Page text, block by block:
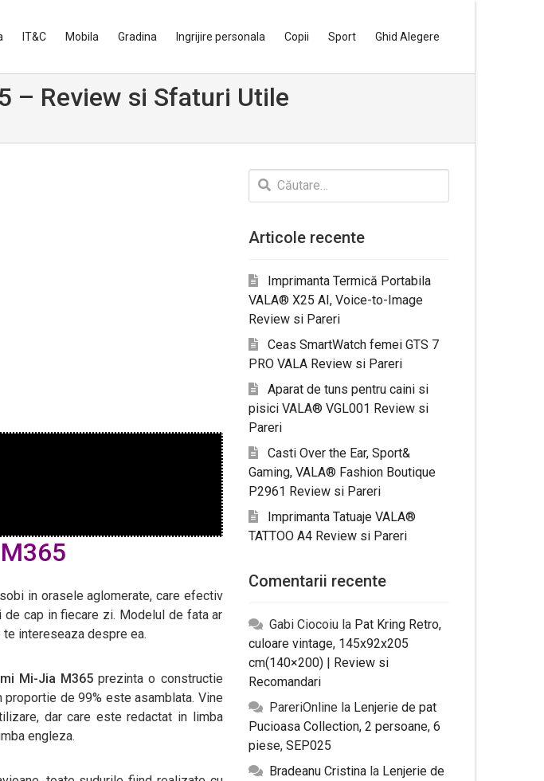
IT&C Mobila Gradina Ingrijire personala Copii Sport Ghid Alegere
– Review si Sfaturi Utile
in orasele aglomerate, care efectiv
cap in fiecare zi. Modelul de fata ar
te intereseaza despre ea.
Mi-Jia M365prezinta o constructie
proportie de 99% este asamblata. Vine
dar care este redactat in limba
engleza.
Caută
după:
Articole recente
Imprimanta Termică Portabila
VALA® X25 AI, Voice-to-Image
Review si Pareri
Ceas SmartWatch femei GTS 7
PRO VALA Review si Pareri
Aparat de tuns pentru caini si
pisici VALA® VGL001 Review si
Pareri
Casti Over the Ear, Sport&
Gaming, VALA® Fashion Boutique
P2961 Review si Pareri
Imprimanta Tatuaje VALA®
TATTOO A4 Review si Pareri
Comentarii recente
Gabi Ciocoiula Pat Kring Retro,
culoare vintage, 145x92x205
cm(140×200) | Review si
Recomandari
PareriOnline la Lenjerie de pat
Pucioasa Collection, 2 persoane, 6
piese, SEP025
Bradeanu Cristinala Lenjerie de